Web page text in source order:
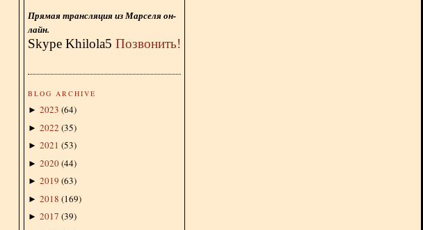
Прямая трансляция из Марселя он-
лайн.
Skype Khilola5 Позвонить!
BLOG ARCHIVE
► 2023 (64)
► 2022 (35)
► 2021 (53)
► 2020(44)
► 2019 (63)
► 2018 (169)
► 2017 (39)